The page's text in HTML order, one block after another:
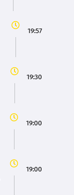
19:57
19:30
19:00
19:00